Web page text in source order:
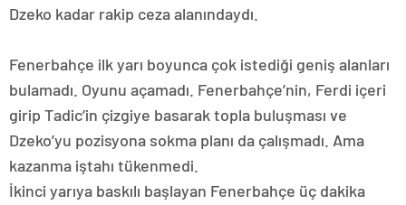
Dzeko kadar rakip ceza alanındaydı.
Fenerbahçe ilk yarı boyunca çok istediği geniş alanları
bulamadı. Oyunu açamadı. Fenerbahçe’nin, Ferdi içeri
girip Tadic’in çizgiye basarak topla buluşması ve
Dzeko’yu pozisyona sokma planı da çalışmadı. Ama
kazanma iştahı tükenmedi.
İkinci yarıya baskılı başlayan Fenerbahçe üç dakika